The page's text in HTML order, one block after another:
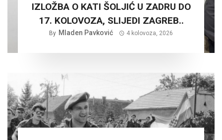
IZLOŽBA O KATI ŠOLJIĆ U ZADRU DO
17. KOLOVOZA, SLIJEDI ZAGREB..
By Mladen Pavković 4 kolovoza, 2026